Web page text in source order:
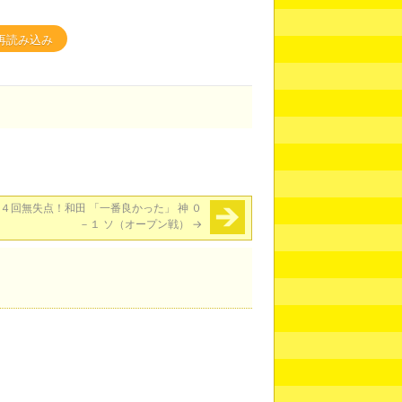
読み込み
回無失点！和田 「一番良かった」 神 ０
－１ ソ（オープン戦） →